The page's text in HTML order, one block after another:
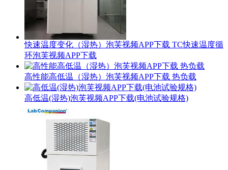
快速温度变化（湿热）泡芙视频APP下载 TC快速温度循
环泡芙视频APP下载
高性能高低温（湿热）泡芙视频APP下载 热负载
高低温(湿热)泡芙视频APP下载(电池试验规格)